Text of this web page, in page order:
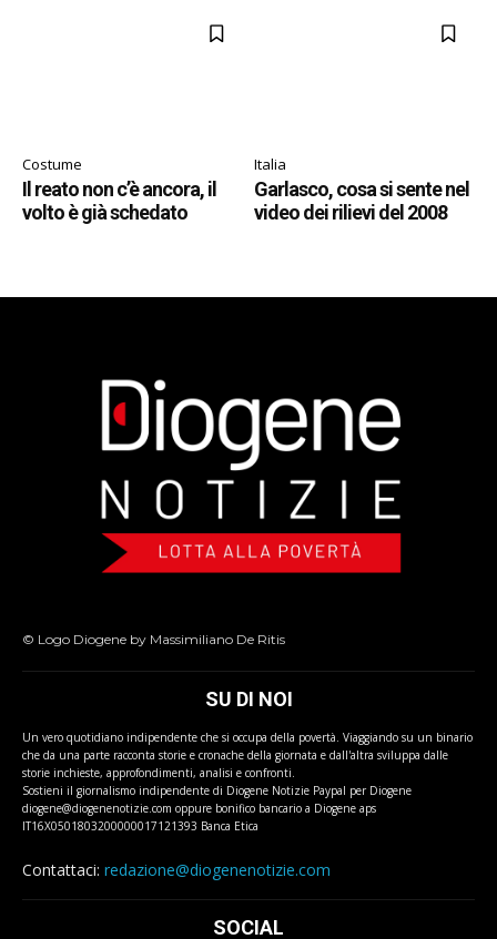
Costume
Il reato non c’è ancora, il
volto è già schedato
Italia
Garlasco, cosa si sente nel
video dei rilievi del 2008
© Logo Diogene by Massimiliano De Ritis
SU DI NOI
Un vero quotidiano indipendente che si occupa della povertà. Viaggiando su un binario
che da una parte racconta storie e cronache della giornata e dall'altra sviluppa dalle
storie inchieste, approfondimenti, analisi e confronti.
Sostieni il giornalismo indipendente di Diogene Notizie Paypal per Diogene
diogene@diogenenotizie.com oppure bonifico bancario a Diogene aps
IT16X0501803200000017121393 Banca Etica
Contattaci: redazione@diogenenotizie.com
SOCIAL